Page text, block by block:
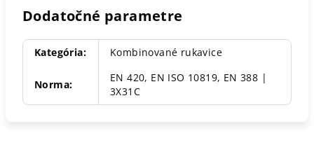
Dodatočné parametre
Kategória: Kombinované rukavice
Norma:
EN 420, EN ISO 10819, EN 388 |
3X31C